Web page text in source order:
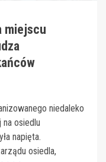
miejscu
niedaleko
osiedlu
napięta.
osiedla,